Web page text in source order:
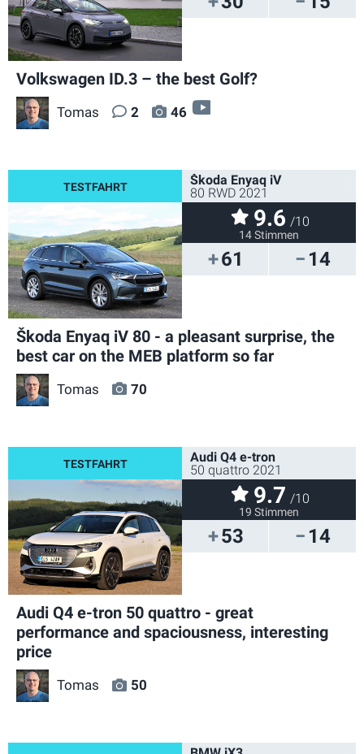
Volkswagen ID.3 – the best Golf?
Tomas 2 46
61 14
Škoda Enyaq iV
80 RWD 2021
9.6 /10
14 Stimmen
Škoda Enyaq iV 80 - a pleasant surprise, the
best car on the MEB platform so far
Tomas 70
53 14
Audi Q4 e-tron
50 quattro 2021
9.7 /10
19 Stimmen
Audi Q4 e-tron 50 quattro - great
performance and spaciousness, interesting
price
Tomas 50